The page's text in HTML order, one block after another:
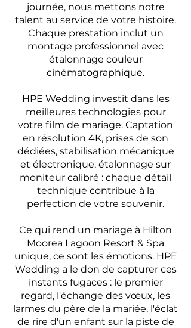
journée, nous mettons notre
talent au service de votre histoire.
Chaque prestation inclut un
montage professionnel avec
étalonnage couleur
cinématographique.
HPE Wedding investit dans les
meilleures technologies pour
votre film de mariage. Captation
en résolution 4K, prises de son
dédiées, stabilisation mécanique
et électronique, étalonnage sur
moniteur calibré : chaque détail
technique contribue à la
perfection de votre souvenir.
Ce qui rend un mariage à Hilton
Moorea Lagoon Resort & Spa
unique, ce sont les émotions. HPE
Wedding a le don de capturer ces
instants fugaces : le premier
regard, l'échange des vœux, les
larmes du père de la mariée, l'éclat
de rire d'un enfant sur la piste de